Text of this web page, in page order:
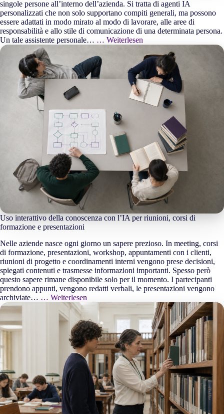
singole persone all’interno dell’azienda. Si tratta di agenti IA
personalizzati che non solo supportano compiti generali, ma possono
essere adattati in modo mirato al modo di lavorare, alle aree di
responsabilità e allo stile di comunicazione di una determinata persona.
Un tale assistente personale… … Weiterlesen
Uso interattivo della conoscenza con l’IA per riunioni, corsi di
formazione e presentazioni
Nelle aziende nasce ogni giorno un sapere prezioso. In meeting, corsi
di formazione, presentazioni, workshop, appuntamenti con i clienti,
riunioni di progetto e coordinamenti interni vengono prese decisioni,
spiegati contenuti e trasmesse informazioni importanti. Spesso però
questo sapere rimane disponibile solo per il momento. I partecipanti
prendono appunti, vengono redatti verbali, le presentazioni vengono
archiviate… … Weiterlesen